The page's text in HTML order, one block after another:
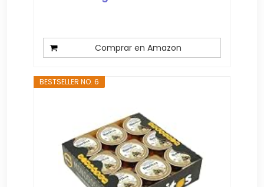
Comprar en Amazon
BESTSELLER NO. 6